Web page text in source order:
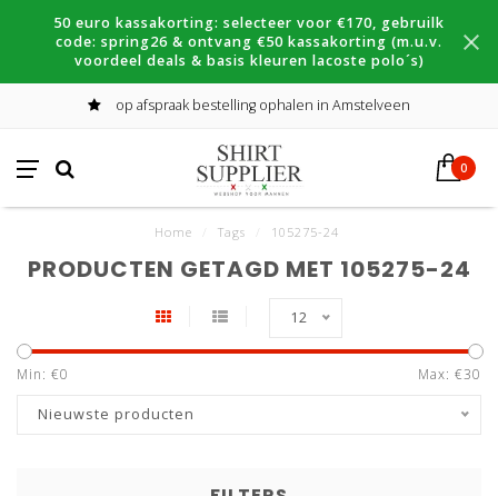
50 euro kassakorting: selecteer voor €170, gebruilk
code: spring26 & ontvang €50 kassakorting (m.u.v.
voordeel deals & basis kleuren lacoste polo´s)
op afspraak bestelling ophalen in Amstelveen
0
Home Tags 105275-24
PRODUCTEN GETAGD MET 105275-24
12
Min: €0 Max: €30
Nieuwste producten